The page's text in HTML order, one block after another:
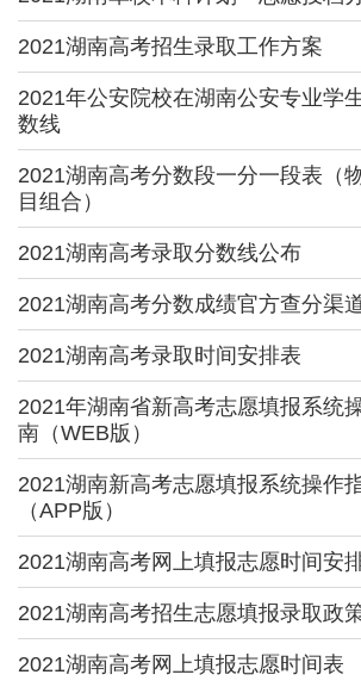
2021湖南高考招生录取工作方案
2021年公安院校在湖南公安专业学
数线
2021湖南高考分数段一分一段表（
目组合）
2021湖南高考录取分数线公布
2021湖南高考分数成绩官方查分渠
2021湖南高考录取时间安排表
2021年湖南省新高考志愿填报系统
南（WEB版）
2021湖南新高考志愿填报系统操作
（APP版）
2021湖南高考网上填报志愿时间安
2021湖南高考招生志愿填报录取政
2021湖南高考网上填报志愿时间表